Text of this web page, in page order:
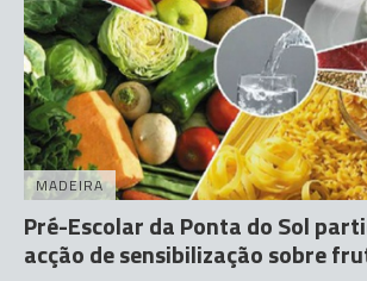
MADEIRA
Pré-Escolar da Ponta do Sol
acção de sensibilização sobre